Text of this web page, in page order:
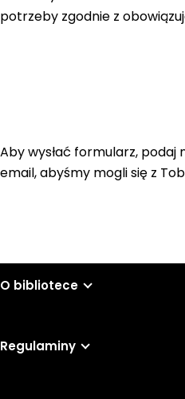
potrzeby zgodnie z
Aby wysłać formularz,
email, abyśmy mogli się z
O bibliotece
Regulaminy